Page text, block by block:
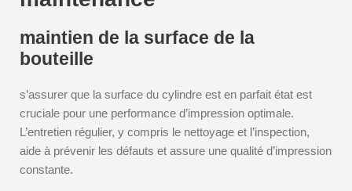
maintien de la surface de la
bouteille
s’assurer que la surface du cylindre est en parfait état est
cruciale pour une performance d’impression optimale.
L’entretien régulier, y compris le nettoyage et l’inspection,
aide à prévenir les défauts et assure une qualité d’impression
constante.